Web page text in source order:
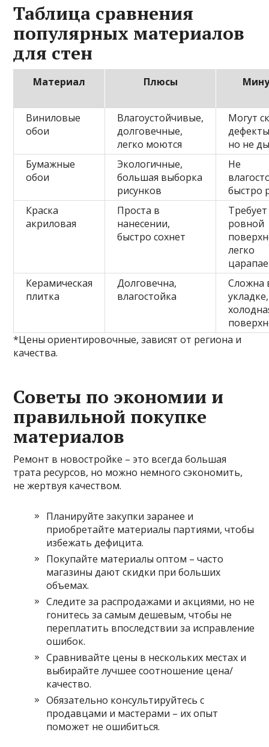
Таблица сравнения
популярных материалов
для стен
Материал Плюсы
Виниловые
обои
Влагоустойчивые,
долговечные,
легко моются
Могут
но не
Бумажные
обои
Экологичные,
большая выборка
рисунков
Не
быстро
Краска
акриловая
Проста в
нанесении,
быстро сохнет
Требует
ровной
легко
Керамическая
плитка
Долговечна,
влагостойка
Сложна
укладке,
*Цены ориентировочные, зависят от региона и
качества.
Советы по экономии и
правильной покупке
материалов
Ремонт в новостройке – это всегда большая
трата ресурсов, но можно немного сэкономить,
не жертвуя качеством.
Планируйте закупки заранее и
приобретайте материалы партиями, чтобы
избежать дефицита.
Покупайте материалы оптом – часто
магазины дают скидки при больших
объемах.
Следите за распродажами и акциями, но не
гонитесь за самым дешевым, чтобы не
переплатить впоследствии за исправление
ошибок.
Сравнивайте цены в нескольких местах и
выбирайте лучшее соотношение цена/
качество.
Обязательно консультируйтесь с
продавцами и мастерами – их опыт
поможет не ошибиться.